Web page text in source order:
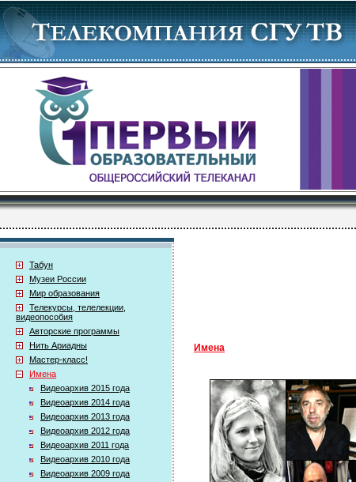
Табун
Музеи России
Мир образования
Телекурсы, телелекции,
видеопособия
Авторские программы
Нить Ариадны
Мастер-класс!
Имена
Видеоархив 2015 года
Видеоархив 2014 года
Видеоархив 2013 года
Видеоархив 2012 года
Видеоархив 2011 года
Видеоархив 2010 года
Видеоархив 2009 года
Имена